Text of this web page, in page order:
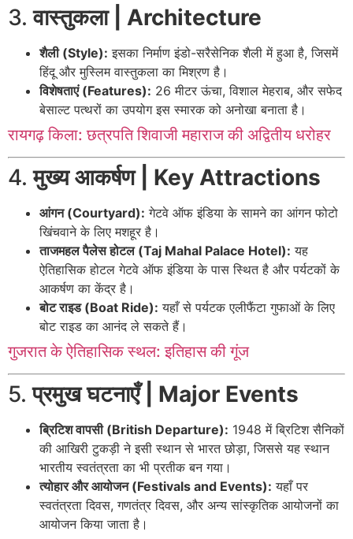
3.वास्तुकला | Architecture
शैली (Style): इसका निर्माण इंडो-सरैसेनिक शैली में हुआ है, जिसमें
हिंदू और मुस्लिम वास्तुकला का मिश्रण है।
विशेषताएं (Features): 26 मीटर ऊंचा, विशाल मेहराब, और सफेद
बेसाल्ट पत्थरों का उपयोग इस स्मारक को अनोखा बनाता है।
रायगढ़ किला: छत्रपति शिवाजी महाराज की अद्वितीय धरोहर
4.मुख्य आकर्षण | Key Attractions
आंगन (Courtyard): गेटवे ऑफ इंडिया के सामने का आंगन फोटो
खिंचवाने के लिए मशहूर है।
ताजमहल पैलेस होटल (Taj Mahal Palace Hotel): यह
ऐतिहासिक होटल गेटवे ऑफ इंडिया के पास स्थित है और पर्यटकों के
आकर्षण का केंद्र है।
बोट राइड (Boat Ride): यहाँ से पर्यटक एलीफैंटा गुफाओं के लिए
बोट राइड का आनंद ले सकते हैं।
गुजरात के ऐतिहासिक स्थल: इतिहास की गूंज
5.प्रमुख घटनाएँ | Major Events
ब्रिटिश वापसी (British Departure): 1948 में ब्रिटिश सैनिकों
की आखिरी टुकड़ी ने इसी स्थान से भारत छोड़ा, जिससे यह स्थान
भारतीय स्वतंत्रता का भी प्रतीक बन गया।
त्योहार और आयोजन (Festivals and Events): यहाँ पर
स्वतंत्रता दिवस, गणतंत्र दिवस, और अन्य सांस्कृतिक आयोजनों का
आयोजन किया जाता है।